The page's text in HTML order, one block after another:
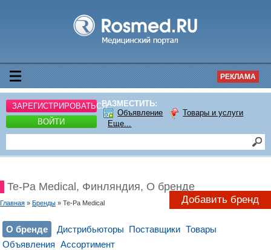
РЕКЛАМА
ЗАРЕГИСТРИРОВАТЬСЯ
ВОЙТИ
РАЗМЕСТИТЬ:
Объявление
Товары и услуги
Еще...
Te-Pa Medical, Финляндия, О бренде
Главная » Бренды » Te-Pa Medical Добавить бренд
О бренде Дистрибьюторы Поставщики Товары
Объявления Ассортимент